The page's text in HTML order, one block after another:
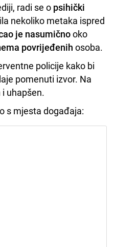
radi se o psihički
nekoliko metaka ispred
je nasumičnooko
povrijeđenih osoba.
policije kako bi
pomenuti izvor. Na
uhapšen.
s mjesta događaja: